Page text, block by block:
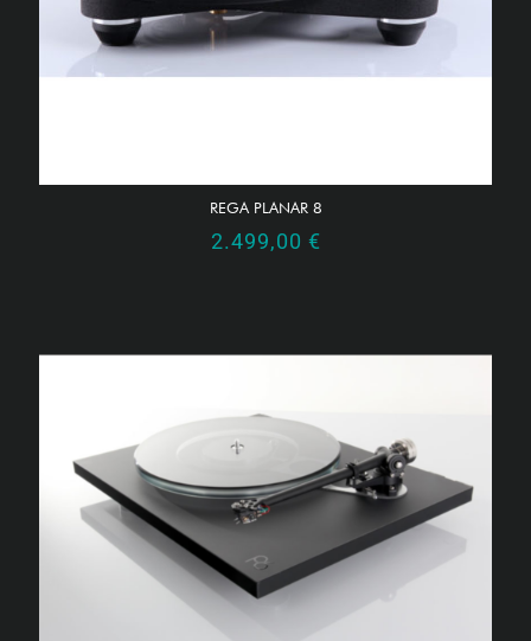
REGA PLANAR 8
2.499,00 €